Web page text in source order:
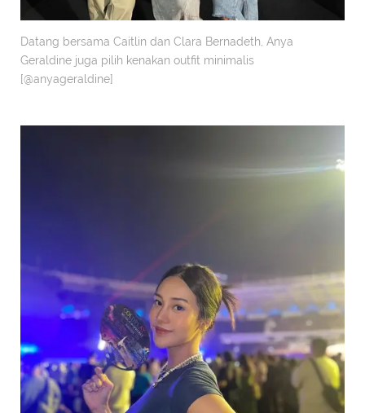
Datang bersama Caitlin dan Clara Bernadeth, Anya
Geraldine juga pilih kenakan outfit minimalis
[@anyageraldine]